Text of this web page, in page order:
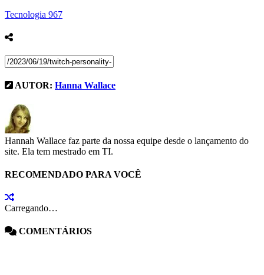
Tecnologia 967
AUTOR: Hanna Wallace
Hannah Wallace faz parte da nossa equipe desde o lançamento do
site. Ela tem mestrado em TI.
RECOMENDADO PARA VOCÊ
Carregando…
COMENTÁRIOS